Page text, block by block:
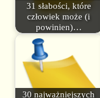
31 słabości, które
człowiek może (i
powinien)…
30 najważniejszych